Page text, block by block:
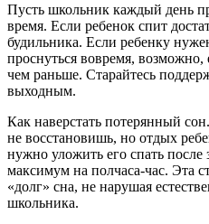
Пусть школьник каждый день
время. Если ребенок спит
будильника. Если ребенку
проснуться вовремя,
чем раньше. Старайтесь
выходным.
Как наверстать потерянный
не восстановишь, но отдых
нужно уложить его спать после
максимум на полчаса-час. Эта
«долг» сна, не нарушая
школьника.